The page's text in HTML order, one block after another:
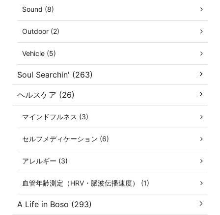
Sound (8)
Outdoor (2)
Vehicle (5)
Soul Searchin' (263)
ヘルスケア (26)
マインドフルネス (3)
セルフメディケーション (6)
アレルギー (3)
血管年齢測定（HRV・脈波伝播速度） (1)
A Life in Boso (293)